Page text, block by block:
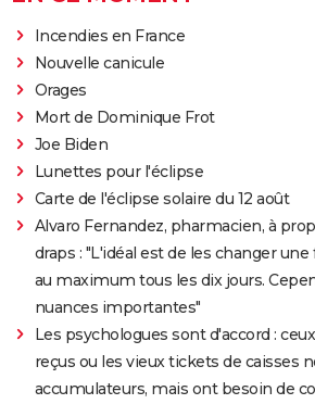
Incendies en France
Nouvelle canicule
Orages
Mort de Dominique Frot
Joe Biden
Lunettes pour l'éclipse
Carte de l'éclipse solaire du 12 août
Alvaro Fernandez, pharmacien, à
draps : "L'idéal est de les changer
au maximum tous les dix jours.
nuances importantes"
Les psychologues sont d'accord :
reçus ou les vieux tickets de caisses
accumulateurs, mais ont besoin de